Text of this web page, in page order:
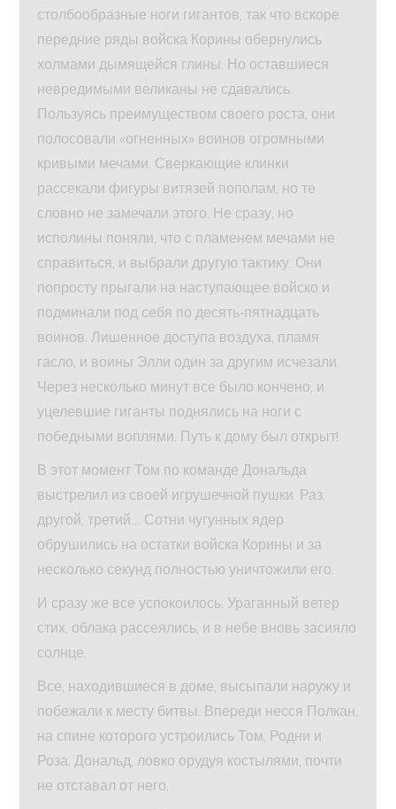
столбообразные ноги гигантов, так что вскоре
передние ряды войска Корины обернулись
холмами дымящейся глины. Но оставшиеся
невредимыми великаны не сдавались.
Пользуясь преимуществом своего роста, они
полосовали «огненных» воинов огромными
кривыми мечами. Сверкающие клинки
рассекали фигуры витязей пополам, но те
словно не замечали этого. Не сразу, но
исполины поняли, что с пламенем мечами не
справиться, и выбрали другую тактику. Они
попросту прыгали на наступающее войско и
подминали под себя по десять‑пятнадцать
воинов. Лишенное доступа воздуха, пламя
гасло, и воины Элли один за другим исчезали.
Через несколько минут все было кончено, и
уцелевшие гиганты поднялись на ноги с
победными воплями. Путь к дому был открыт!
В этот момент Том по команде Дональда
выстрелил из своей игрушечной пушки. Раз,
другой, третий… Сотни чугунных ядер
обрушились на остатки войска Корины и за
несколько секунд полностью уничтожили его.
И сразу же все успокоилось. Ураганный ветер
стих, облака рассеялись, и в небе вновь засияло
солнце.
Все, находившиеся в доме, высыпали наружу и
побежали к месту битвы. Впереди несся Полкан,
на спине которого устроились Том, Родни и
Роза. Дональд, ловко орудуя костылями, почти
не отставал от него.